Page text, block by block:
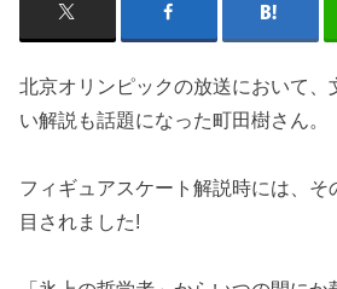
北京オリンピックの放送において、
い解説も話題になった町田樹さん。
フィギュアスケート解説時には、そ
目されました!